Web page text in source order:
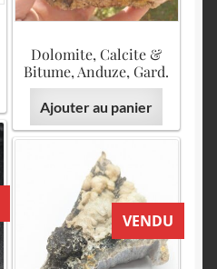
Dolomite, Calcite &
Bitume, Anduze, Gard.
Ajouter au panier
VENDU